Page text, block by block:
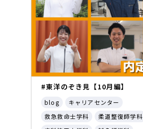
#東洋のぞき見【10月編】
blog
キャリアセンター
救急救命士学科
柔道整復師学科